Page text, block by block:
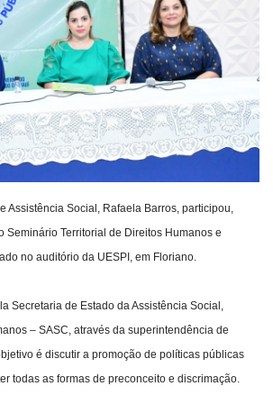
Assistência Social, Rafaela Barros, participou,
Seminário Territorial de Direitos Humanos e
no auditório da UESPI, em Floriano.
Secretaria de Estado da Assistência Social,
– SASC, através da superintendência de
é discutir a promoção de políticas públicas
todas as formas de preconceito e discrimação.